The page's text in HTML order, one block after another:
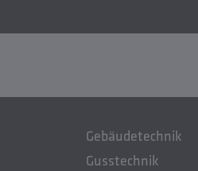
Gebäudetechnik
Gusstechnik